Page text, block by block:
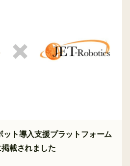
ット導入支援プラットフォーム
載されました